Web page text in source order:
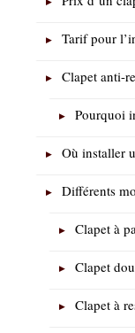
Tarif pour
Clapet anti-
Pourquoi
Où installer
Différents
Clapet à
Clapet
Clapet à